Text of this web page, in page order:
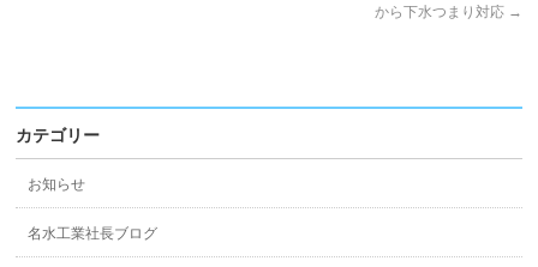
から下水つまり対応 →
カテゴリー
お知らせ
名水工業社長ブログ